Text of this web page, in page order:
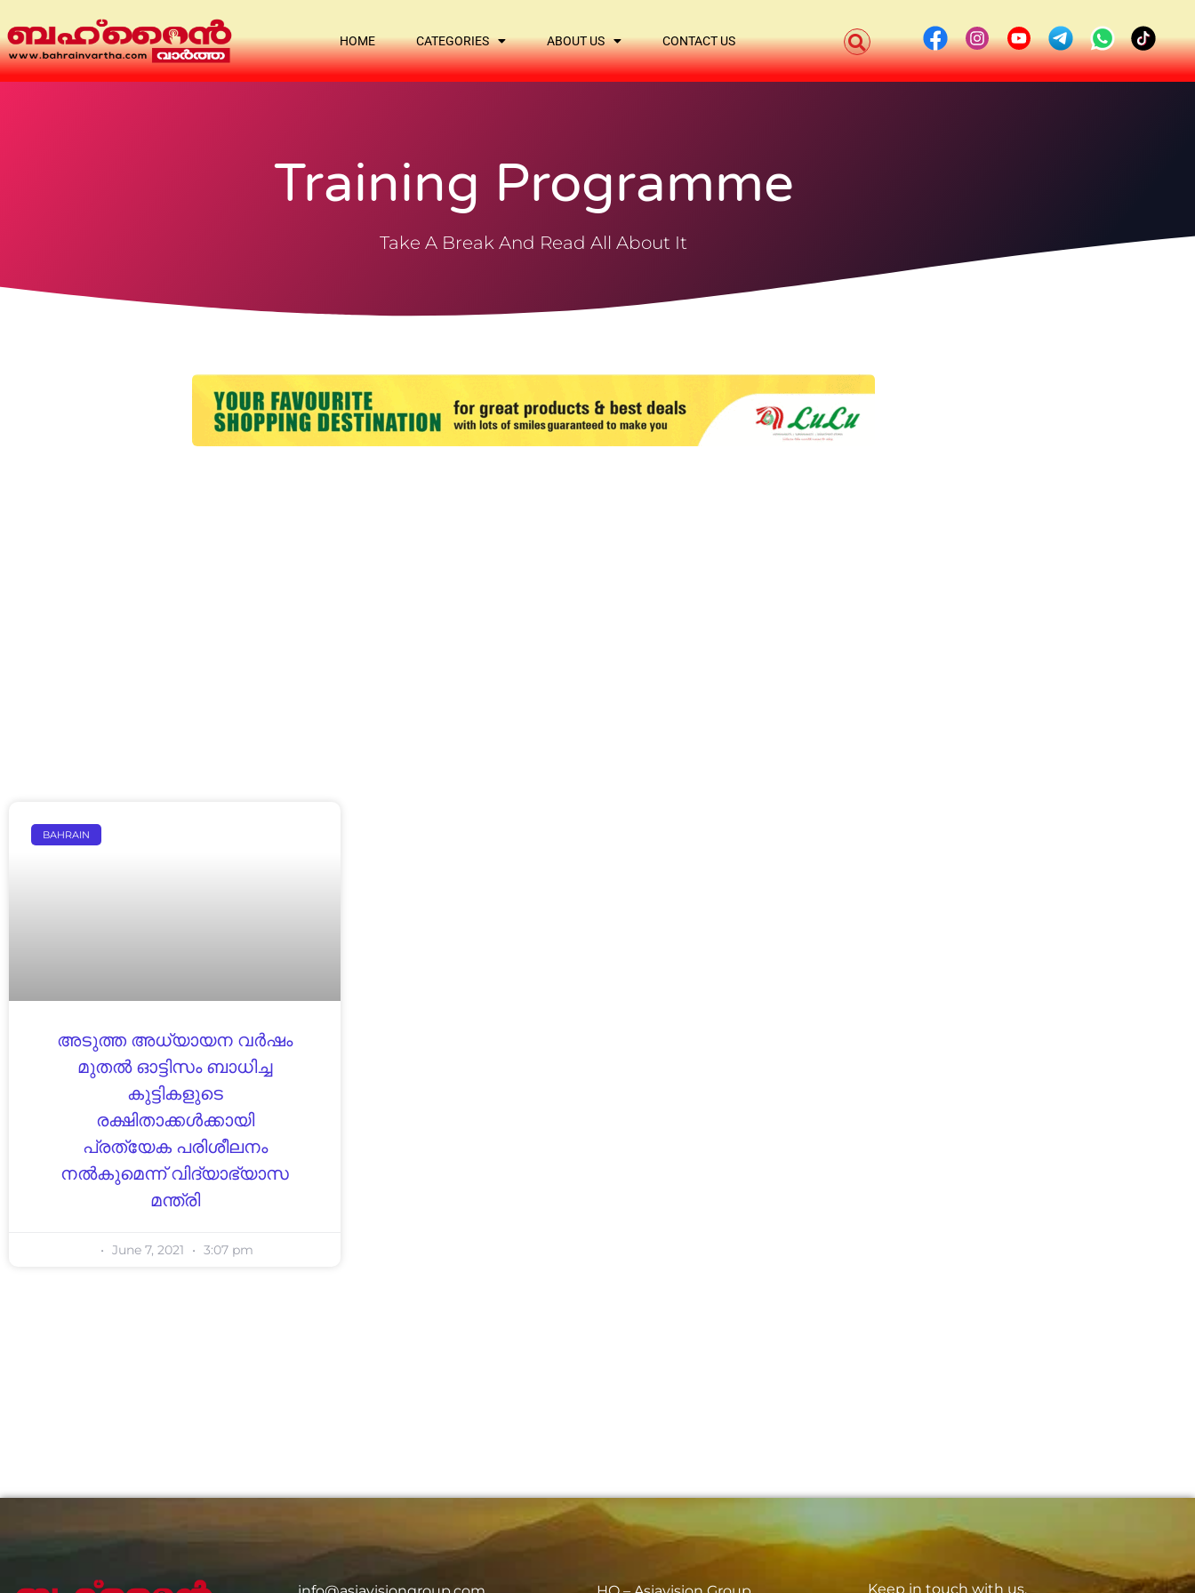
HOME CATEGORIES ABOUT US CONTACT US
Training Programme
Take A Break And Read All About It
BAHRAIN
അടുത്ത അധ്യായന വർഷം
മുതൽ ഓട്ടിസം ബാധിച്ച
കുട്ടികളുടെ
രക്ഷിതാക്കൾക്കായി
പ്രത്യേക പരിശീലനം
നൽകുമെന്ന് വിദ്യാഭ്യാസ
മന്ത്രി
June 7, 2021 3:07 pm
Keep in touch with us.